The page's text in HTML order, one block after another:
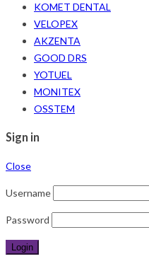
KOMET DENTAL
VELOPEX
AKZENTA
GOOD DRS
YOTUEL
MONITEX
OSSTEM
Sign in
Close
Username
Password